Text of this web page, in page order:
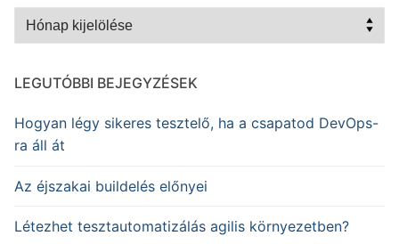
Archívum
LEGUTÓBBI BEJEGYZÉSEK
Hogyan légy sikeres tesztelő, ha a csapatod DevOps-
ra áll át
Az éjszakai buildelés előnyei
Létezhet tesztautomatizálás agilis környezetben?